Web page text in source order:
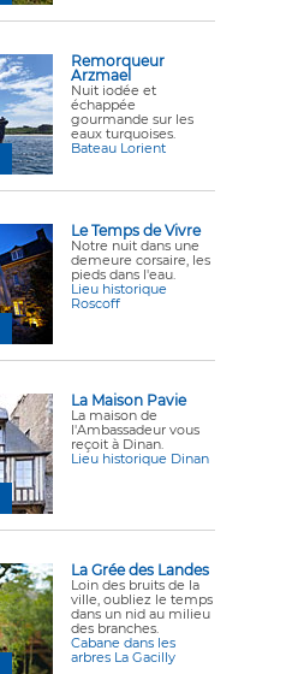
Remorqueur
Arzmael
Nuit iodée et
échappée
gourmande sur les
eaux turquoises.
Bateau Lorient
Le Temps de Vivre
Notre nuit dans une
demeure corsaire, les
pieds dans l'eau.
Lieu historique
Roscoff
La Maison Pavie
La maison de
l'Ambassadeur vous
reçoit à Dinan.
Lieu historique Dinan
La Grée des Landes
Loin des bruits de la
ville, oubliez le temps
dans un nid au milieu
des branches.
Cabane dans les
arbres La Gacilly